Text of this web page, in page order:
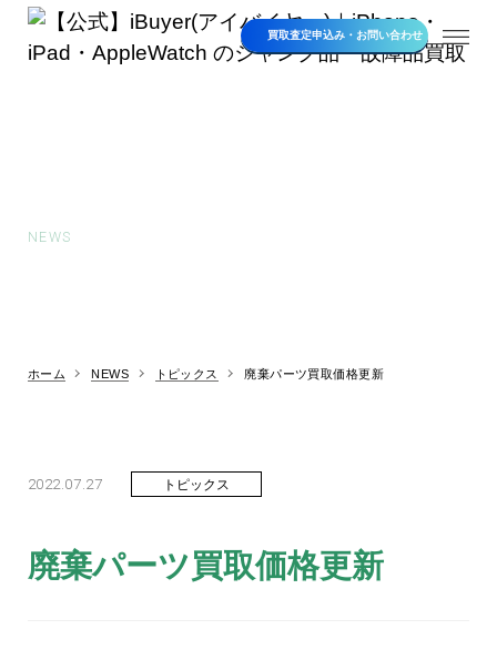
買取査定申込み・ お問い合わせ
NEWS
ホーム NEWS トピックス 廃棄パーツ買取価格更新
2022.07.27 トピックス
廃棄パーツ買取価格更新